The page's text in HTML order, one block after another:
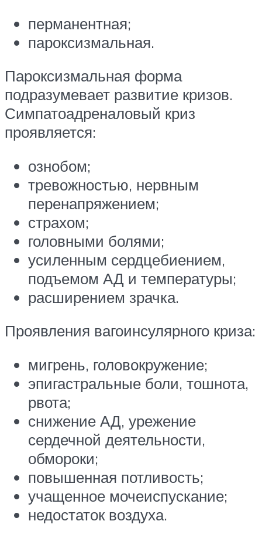
перманентная;
пароксизмальная.
Пароксизмальная форма
подразумевает развитие кризов.
Симпатоадреналовый криз
проявляется:
ознобом;
тревожностью, нервным
перенапряжением;
страхом;
головными болями;
усиленным сердцебиением,
подъемом АД и температуры;
расширением зрачка.
Проявления вагоинсулярного криза:
мигрень, головокружение;
эпигастральные боли, тошнота,
рвота;
снижение АД, урежение
сердечной деятельности,
обмороки;
повышенная потливость;
учащенное мочеиспускание;
недостаток воздуха.